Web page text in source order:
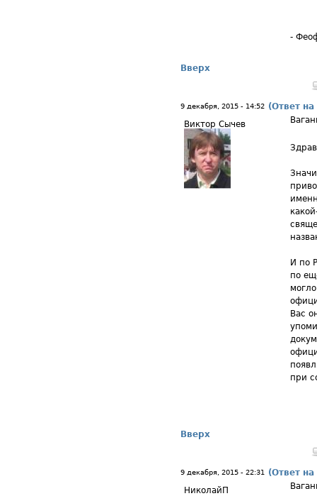
-
Вверх
9 декабря, 2015 - 14:52 (Ответ
Виктор Сычев
И по
по
Вас
при
Вверх
9 декабря, 2015 - 22:31
(Ответ
НиколайП